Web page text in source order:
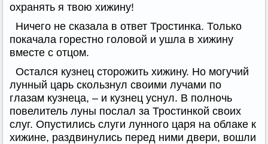
охранять я твою хижину!
Ничего не сказала в ответ Тростинка. Только
покачала горестно головой и ушла в хижину
вместе с отцом.
Остался кузнец сторожить хижину. Но могучий
лунный царь скользнул своими лучами по
глазам кузнеца, – и кузнец уснул. В полночь
повелитель луны послал за Тростинкой своих
слуг. Опустились слуги лунного царя на облаке к
хижине, раздвинулись перед ними двери, вошли